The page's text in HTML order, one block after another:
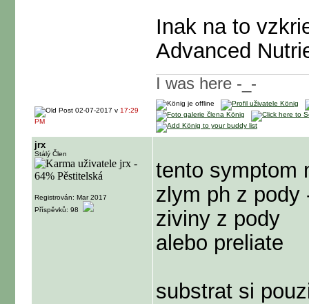
Inak na to
Advanced
I was here -_-
02-07-2017 v 17:29
PM
jrx
Stálý Člen
Registrován: Mar 2017
Příspěvků: 98
tento symptom
zlym ph z pody
ziviny z pody
alebo preliate
substrat si